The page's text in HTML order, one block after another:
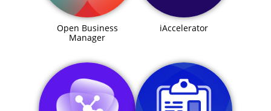
Open Business
Manager
iAccelerator